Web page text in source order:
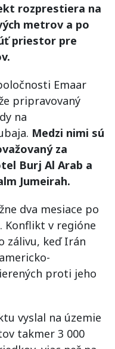
rozprestiera na
metrov a po
priestor pre
Emaar
pripravovaný
na
Medzi nimi sú
za
Burj Al Arab a
Jumeirah.
dva mesiace po
Konflikt v regióne
zálivu, keď Irán
proti jeho
vyslal na územie
takmer 3 000